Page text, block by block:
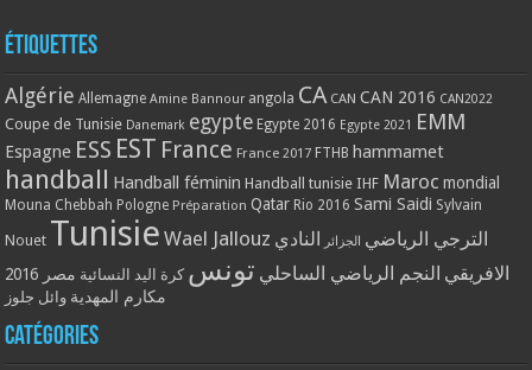
Étiquettes
Algérie Allemagne Amine Bannour angola CA CAN CAN 2016 CAN2022
Coupe de Tunisie Danemark egypte Egypte 2016 Egypte 2021 EMM
Espagne ESS EST France France 2017 FTHB hammamet
handball Handball féminin Handball tunisie IHF Maroc mondial
Mouna Chebbah Pologne Préparation Qatar Rio 2016 Sami Saidi Sylvain
Nouet Tunisie Wael Jallouz الترجي الرياضي الجزائر
النادي
الافريقي النجم الرياضي الساحلي تونس كرة اليد النسائية مصر 2016
مكارم المهدية وائل جلوز
Catégories